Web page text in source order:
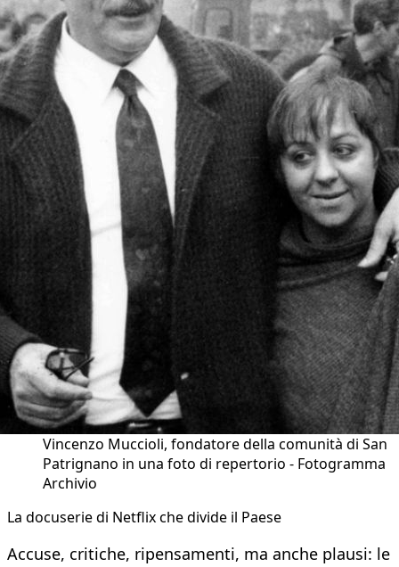
Vincenzo Muccioli, fondatore della comunità di San
Patrignano in una foto di repertorio - Fotogramma
Archivio
La docuserie di Netflix che divide il Paese
Accuse, critiche, ripensamenti, ma anche plausi: le